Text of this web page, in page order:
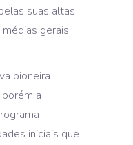
suas altas
gerais
pioneira
a
iniciais que